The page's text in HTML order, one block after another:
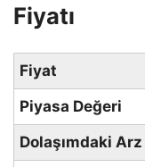
Fiyatı
Fiyat
Piyasa Değeri
Dolaşımdaki Arz